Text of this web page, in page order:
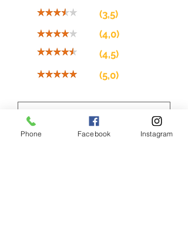
(3,5)
(4,0)
(4,5)
(5,0)
Phone Facebook Instagram